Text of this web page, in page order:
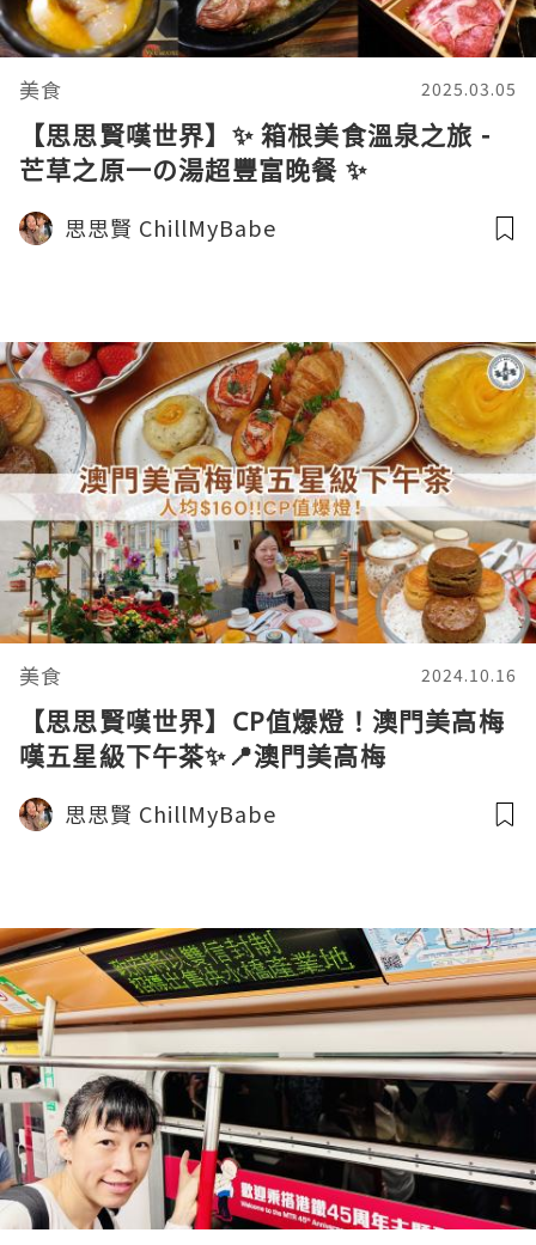
美食 2025.03.05
【思思賢嘆世界】✨ 箱根美食溫泉之旅 -
芒草之原一の湯超豐富晚餐 ✨
思思賢 ChillMyBabe
美食 2024.10.16
【思思賢嘆世界】CP值爆燈！澳門美高梅
嘆五星級下午茶✨📍澳門美高梅
思思賢 ChillMyBabe